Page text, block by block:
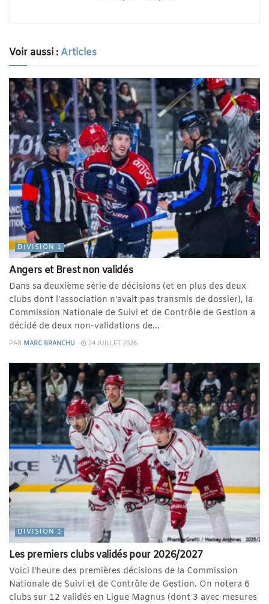
Voir aussi :Articles
DIVISION 1
Angers et Brest non validés
Dans sa deuxième série de décisions (et en plus des deux
clubs dont l'association n'avait pas transmis de dossier), la
Commission Nationale de Suivi et de Contrôle de Gestion a
décidé de deux non-validations de...
PAR MARC BRANCHU 24 JUILLET 2026
DIVISION 1
Les premiers clubs validés pour 2026/2027
Voici l'heure des premières décisions de la Commission
Nationale de Suivi et de Contrôle de Gestion. On notera 6
clubs sur 12 validés en Ligue Magnus (dont 3 avec mesures